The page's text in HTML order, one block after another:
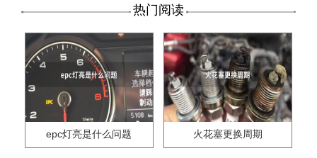
热门阅读
epc灯亮是什么问题 火花塞更换周期